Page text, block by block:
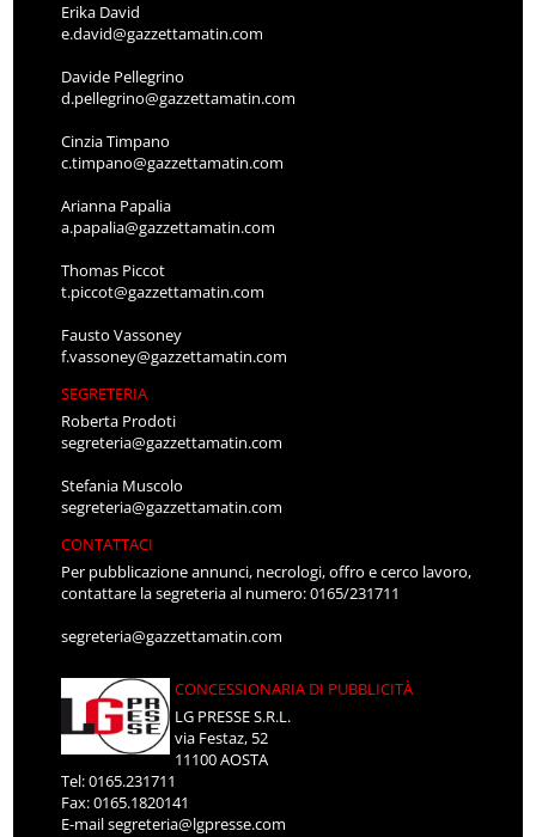
Erika David
e.david@gazzettamatin.com
Davide Pellegrino
d.pellegrino@gazzettamatin.com
Cinzia Timpano
c.timpano@gazzettamatin.com
Arianna Papalia
a.papalia@gazzettamatin.com
Thomas Piccot
t.piccot@gazzettamatin.com
Fausto Vassoney
f.vassoney@gazzettamatin.com
SEGRETERIA
Roberta Prodoti
segreteria@gazzettamatin.com
Stefania Muscolo
segreteria@gazzettamatin.com
CONTATTACI
Per pubblicazione annunci, necrologi, offro e cerco lavoro,
contattare la segreteria al numero: 0165/231711
segreteria@gazzettamatin.com
CONCESSIONARIA DI PUBBLICITÀ
LG PRESSE S.R.L.
via Festaz, 52
11100 AOSTA
Tel: 0165.231711
Fax: 0165.1820141
E-mailsegreteria@lgpresse.com